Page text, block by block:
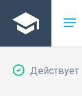
Действует